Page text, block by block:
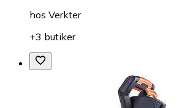
hos Verkter
+3 butiker